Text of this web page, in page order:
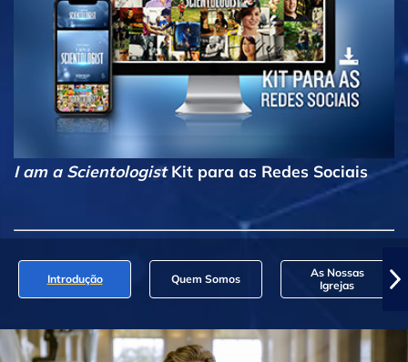
I am a ScientologistKit para as Redes Sociais
Introdução Quem Somos
As Nossas
Igrejas